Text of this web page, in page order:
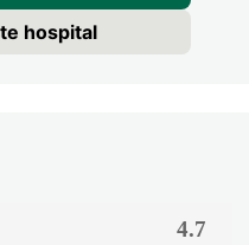
hospital
4.7